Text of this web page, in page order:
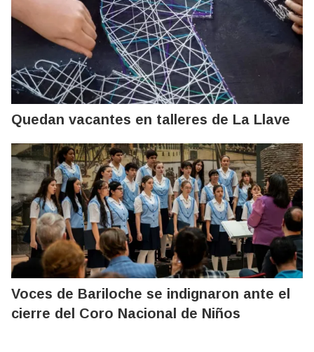
Quedan vacantes en talleres de La Llave
Voces de Bariloche se indignaron ante el
cierre del Coro Nacional de Niños